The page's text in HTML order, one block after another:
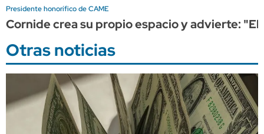
Presidente honorífico de CAME
Cornide crea su propio espacio y advierte:
Otras noticias